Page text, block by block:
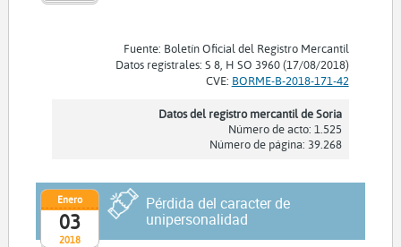
Fuente: Boletín Oficial del Registro Mercantil
Datos registrales: S 8, H SO 3960 (17/08/2018)
CVE: BORME-B-2018-171-42
Datos del registro mercantil de Soria
Número de acto: 1.525
Número de página: 39.268
2018
Enero
03
Pérdida del caracter de
unipersonalidad